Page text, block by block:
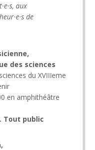
aux
de
des sciences
du XVIIIeme
en amphithéâtre
Tout public